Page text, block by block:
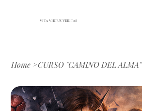
VITA VIRTUS VERITAS
Home >CURSO "CAMINO DEL ALMA"